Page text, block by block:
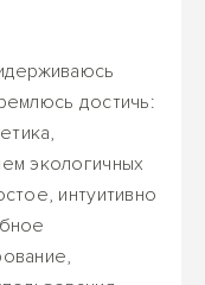
достичь:
экологичных
интуитивно